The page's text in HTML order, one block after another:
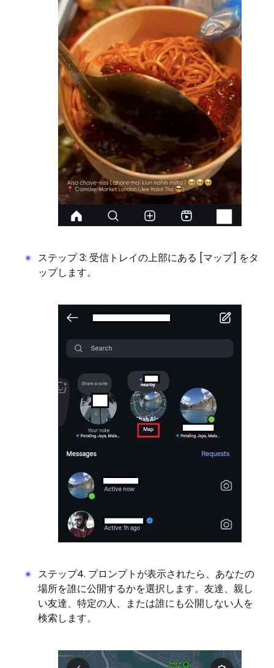
ステップ 3: 受信トレイの上部にある [マップ] をタ
ップします。
ステップ4. プロンプトが表示されたら、あなたの
場所を誰に公開するかを選択します。友達、親し
い友達、特定の人、または誰にも公開しない人を
検索します。